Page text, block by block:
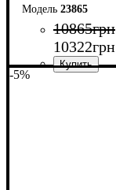
23865
10865грн
10322грн
-5%